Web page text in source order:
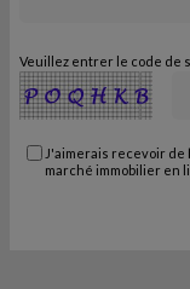
Veuillez entrer le code de
J'aimerais recevoir de
marché immobilier en